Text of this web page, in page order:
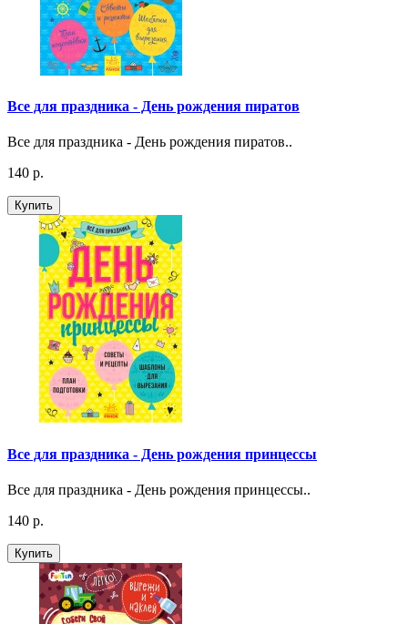
Все для праздника - День рождения пиратов
Все для праздника - День рождения пиратов..
140 р.
Купить
Все для праздника - День рождения принцессы
Все для праздника - День рождения принцессы..
140 р.
Купить